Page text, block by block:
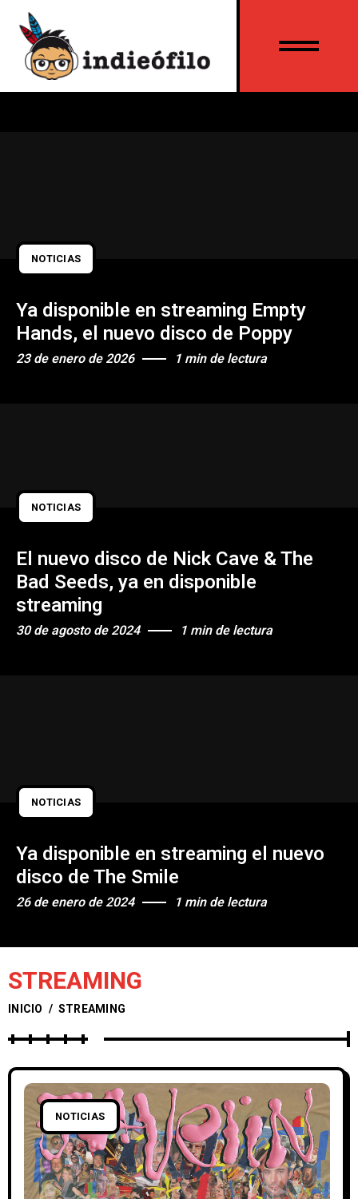
NOTICIAS
Ya disponible en streaming Empty
Hands, el nuevo disco de Poppy
23 de enero de 2026 1 min de lectura
NOTICIAS
El nuevo disco de Nick Cave & The
Bad Seeds, ya en disponible
streaming
30 de agosto de 2024 1 min de lectura
NOTICIAS
Ya disponible en streaming el nuevo
disco de The Smile
26 de enero de 2024 1 min de lectura
STREAMING
INICIO / STREAMING
NOTICIAS